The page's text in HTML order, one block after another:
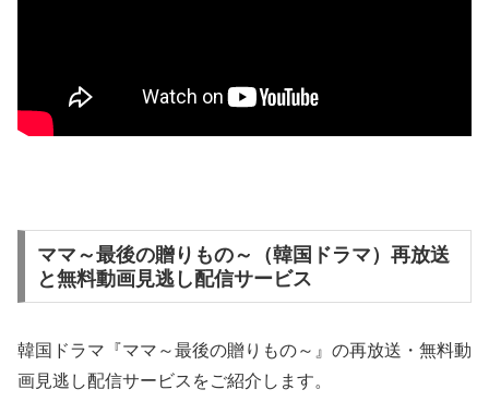
ママ～最後の贈りもの～（韓国ドラマ）再放送
と無料動画見逃し配信サービス
韓国ドラマ『ママ～最後の贈りもの～』の再放送・無料動
画見逃し配信サービスをご紹介します。